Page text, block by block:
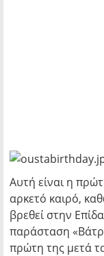
Αυτή είναι η
αρκετό καιρό,
βρεθεί στην
παράσταση
πρώτη της μετά